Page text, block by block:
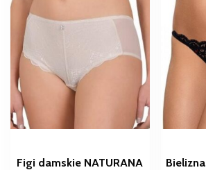
Figi damskie NATURANA